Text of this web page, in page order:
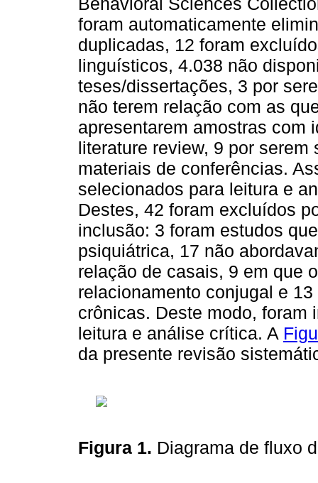
foram automaticamente
duplicadas, 12 foram
linguísticos, 4.038 não
teses/dissertações, 3 por
não terem relação com as
apresentarem amostras com
literature review, 9 por
materiais de conferências.
selecionados para leitura e
Destes, 42 foram excluídos
inclusão: 3 foram estudos
psiquiátrica, 17 não
relação de casais, 9 em que
relacionamento conjugal e
crônicas. Deste modo, foram
leitura e análise crítica. A
da presente revisão
Figura 1. Diagrama de fluxo